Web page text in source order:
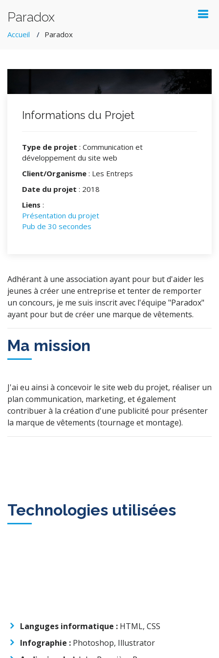
Paradox
Accueil Paradox
Informations du Projet
Type de projet : Communication et
développement du site web
Client/Organisme : Les Entreps
Date du projet : 2018
Liens :
Présentation du projet
Pub de 30 secondes
Adhérant à une association ayant pour but d'aider les
jeunes à créer une entreprise et tenter de remporter
un concours, je me suis inscrit avec l'équipe "Paradox"
ayant pour but de créer une marque de vêtements.
Ma mission
J'ai eu ainsi à concevoir le site web du projet, réaliser un
plan communication, marketing, et également
contribuer à la création d'une publicité pour présenter
la marque de vêtements (tournage et montage).
Technologies utilisées
Languges informatique : HTML, CSS
Infographie : Photoshop, Illustrator